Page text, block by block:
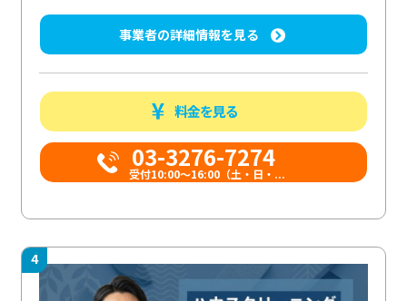
事業者の詳細情報を見る
料金を見る
03-3276-7274
受付10:00〜16:00（土・日・...
4